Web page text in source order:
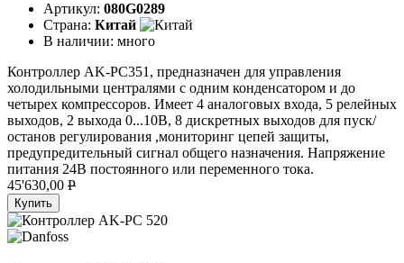
Артикул: 080G0289
Страна: Китай
В наличии: много
Контроллер AK-PC351, предназначен для управления
холодильными централями с одним конденсатором и до
четырех компрессоров. Имеет 4 аналоговых входа, 5 релейных
выходов, 2 выхода 0...10B, 8 дискретных выходов для пуск/
останов регулирования ,мониторинг цепей защиты,
предупредительный сигнал общего назначения. Напряжение
питания 24В постоянного или переменного тока.
45'630,00 P
Купить